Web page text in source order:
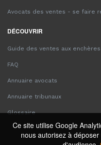
Ce site utilise Google
nous autorisez à
Avocats des ventes - se faire
DÉCOUVRIR
Guide des ventes aux enchères
FAQ
Annuaire avocats
Annuaire tribunaux
Glossaire